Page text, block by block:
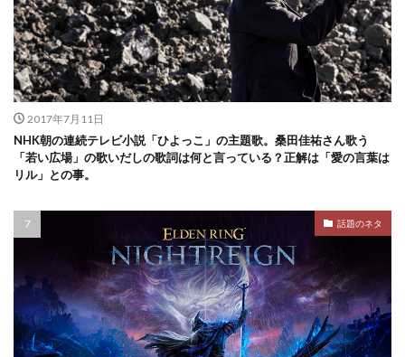
2017年7月11日
NHK朝の連続テレビ小説「ひよっこ」の主題歌。桑田佳祐さん歌う
「若い広場」の歌いだしの歌詞は何と言っている？正解は「愛の言葉は
リル」との事。
話題のネタ